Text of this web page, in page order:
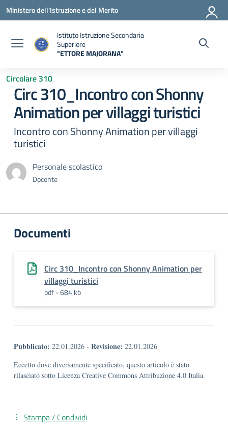
Vai ai contenuti
Vai al menu di navigazione
Vai al footer
Ministero dell'Istruzione e del Merito
Istituto Istruzione Secondaria
Superiore
"ETTORE MAJORANA"
Circolare 310
Circ 310_Incontro con Shonny
Animation per villaggi turistici
Incontro con Shonny Animation per villaggi
turistici
Personale scolastico
Docente
Documenti
Circ 310_Incontro con Shonny Animation per
villaggi turistici
pdf - 684 kb
Pubblicato: 22.01.2026 - Revisione: 22.01.2026
Eccetto dove diversamente specificato, questo articolo è stato
rilasciato sotto Licenza Creative Commons Attribuzione 4.0 Italia.
Stampa / Condividi